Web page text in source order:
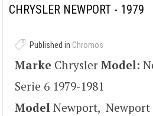
CHRYSLER NEWPORT - 1979
Published in Chromos
Marke Chrysler Model:
Serie 6 1979-1981
Model Newport, Newport